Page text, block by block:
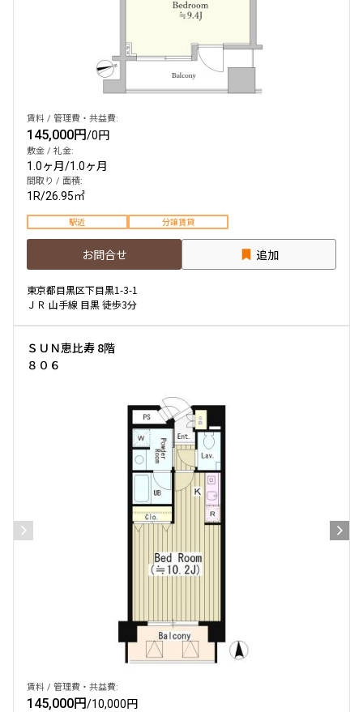
賃料 / 管理費・共益費:
145,000円/0円
敷金 / 礼金:
1.0ヶ月/1.0ヶ月
間取り / 面積:
1R/26.95㎡
駅近 分譲賃貸
お問合せ 追加
東京都目黒区下目黒1-3-1
ＪＲ 山手線 目黒 徒歩3分
ＳＵＮ恵比寿 8階
８０６
賃料 / 管理費・共益費:
145,000円/10,000円